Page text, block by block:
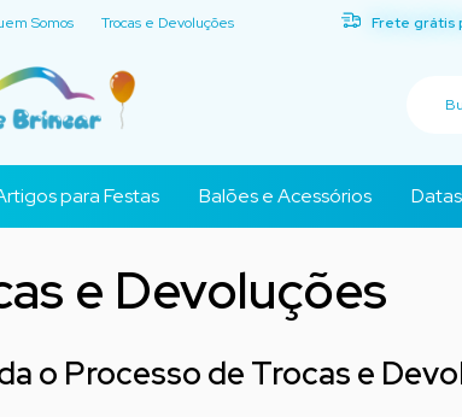
Somos Trocas e Devoluções Frete grátis
para Festas Balões e Acessórios
e Devoluções
o Processo de Trocas e